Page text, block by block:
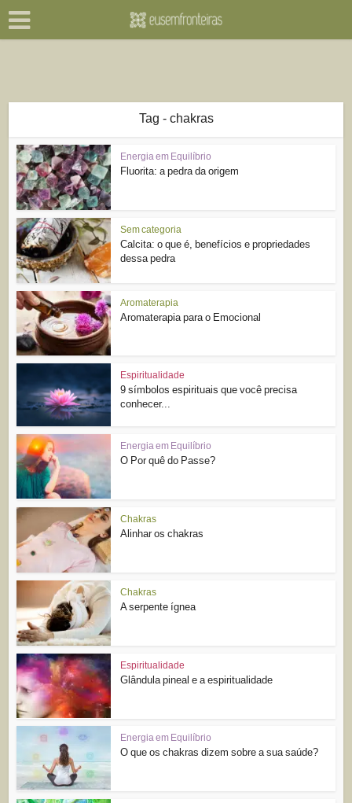
Tag - chakras
Energia em Equilíbrio
Fluorita: a pedra da origem
Sem categoria
Calcita: o que é, benefícios e propriedades
dessa pedra
Aromaterapia
Aromaterapia para o Emocional
Espiritualidade
9 símbolos espirituais que você precisa
conhecer...
Energia em Equilíbrio
O Por quê do Passe?
Chakras
Alinhar os chakras
Chakras
A serpente ígnea
Espiritualidade
Glândula pineal e a espiritualidade
Energia em Equilíbrio
O que os chakras dizem sobre a sua saúde?